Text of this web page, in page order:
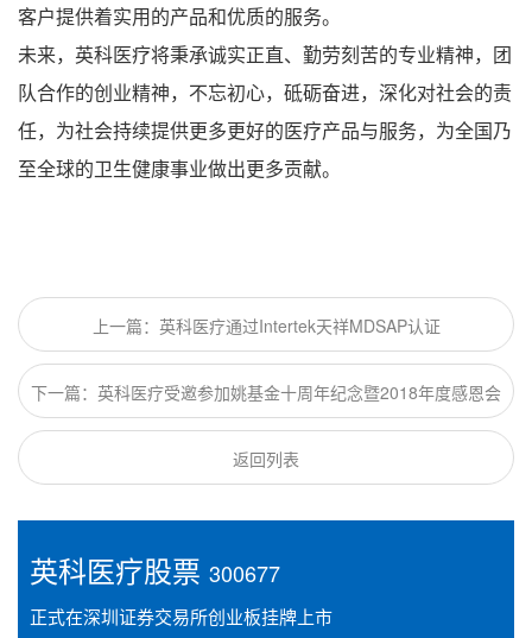
客户提供着实用的产品和优质的服务。
未来，英科医疗将秉承诚实正直、勤劳刻苦的专业精神，团
队合作的创业精神，不忘初心，砥砺奋进，深化对社会的责
任，为社会持续提供更多更好的医疗产品与服务，为全国乃
至全球的卫生健康事业做出更多贡献。
上一篇：英科医疗通过Intertek天祥MDSAP认证
下一篇：英科医疗受邀参加姚基金十周年纪念暨2018年度感恩会
返回列表
英科医疗股票 300677
正式在深圳证券交易所创业板挂牌上市